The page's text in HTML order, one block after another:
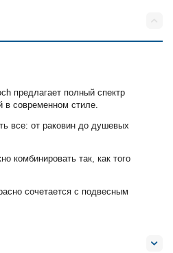
предлагает полный спектр
в современном стиле.
все: от раковин до душевых
комбинировать так, как того
сочетается с подвесным